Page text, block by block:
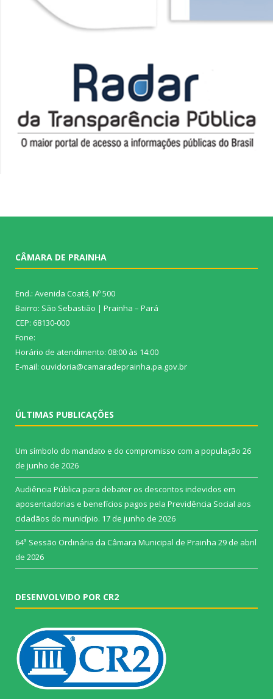
CÂMARA DE PRAINHA
End.: Avenida Coatá, Nº 500
Bairro: São Sebastião | Prainha – Pará
CEP: 68130-000
Fone:
Horário de atendimento: 08:00 às 14:00
E-mail: ouvidoria@camaradeprainha.pa.gov.br
ÚLTIMAS PUBLICAÇÕES
Um símbolo do mandato e do compromisso com a população 26
de junho de 2026
Audiência Pública para debater os descontos indevidos em
aposentadorias e benefícios pagos pela Previdência Social aos
cidadãos do município. 17 de junho de 2026
64ª Sessão Ordinária da Câmara Municipal de Prainha 29 de abril
de 2026
DESENVOLVIDO POR CR2